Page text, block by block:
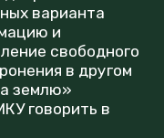
варианта
и
свободного
в другом
землю»
говорить в